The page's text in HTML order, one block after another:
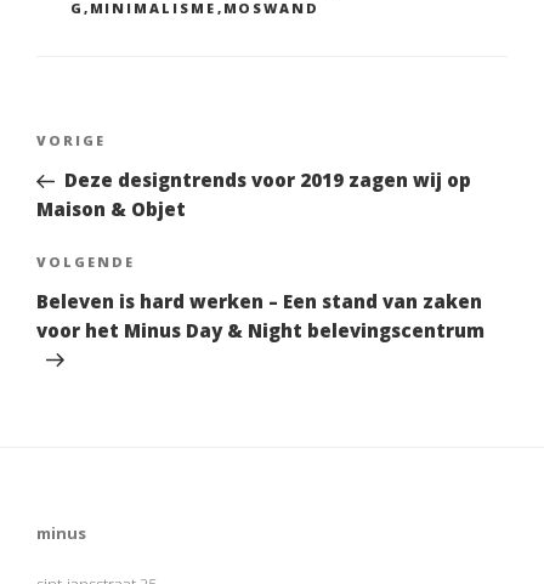
o
G , MINIMALISME , MOSWAND
Bericht
Vorig
bericht
VORIGE
Deze designtrends voor 2019 zagen wij op
Maison & Objet
Volgend
Bericht
VOLGENDE
Beleven is hard werken – Een stand van zaken
voor het Minus Day & Night belevingscentrum
minus